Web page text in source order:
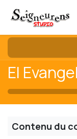
El
Contenu du